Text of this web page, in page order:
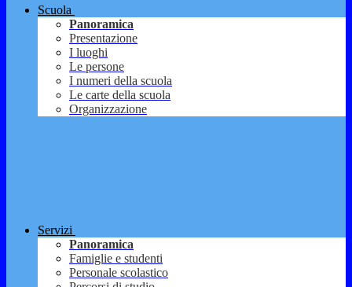
Scuola
Panoramica
Presentazione
I luoghi
Le persone
I numeri della scuola
Le carte della scuola
Organizzazione
Servizi
Panoramica
Famiglie e studenti
Personale scolastico